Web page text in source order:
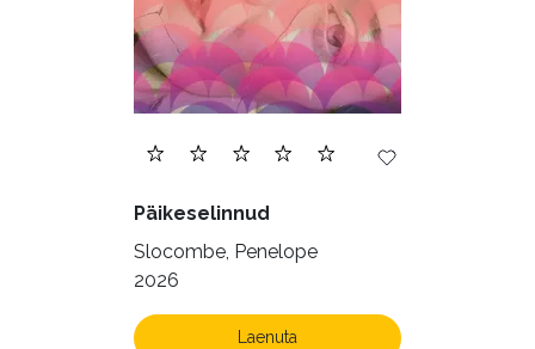
Päikeselinnud
Slocombe, Penelope
2026
Laenuta